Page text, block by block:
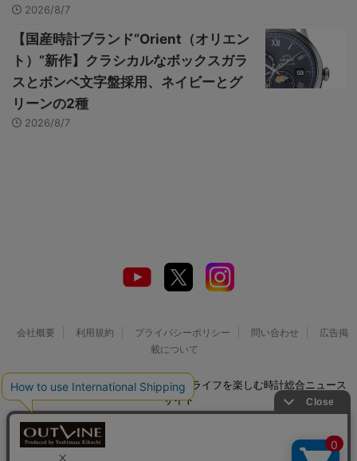
2026/8/7
【国産時計ブランド“Orient（オリエン
ト）”新作】クラシカルなボックスガラ
スとボンベ文字盤採用、ネイビーとグ
リーンの2種
2026/8/7
会社概要 利用規約 プライバシーポリシー 問い合わせ
広告掲
載について
© 2026 Watch LIFE NEWS｜ウオッチライフを楽しむ時計総合ニュース
サイト